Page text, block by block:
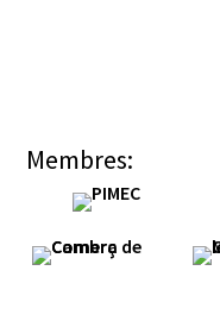
Membres: